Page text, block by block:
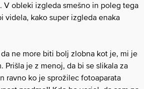
V obleki izgleda smešno in poleg tega
videla, kako super izgleda enaka
ne more biti bolj zlobna kot je, mi je
Prišla je z menoj, da bi se slikala za
ravno ko je sprožilec fotoaparata